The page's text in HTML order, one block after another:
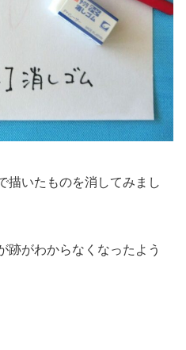
描いたものを消してみまし
跡がわからなくなったよう